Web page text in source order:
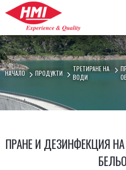
НАЧАЛО ПРОДУКТИ
ТРЕТИРАНЕ НА
ВОДИ
ПРАНЕ И ДЕЗИНФЕКЦИЯ
БЕЛЬО